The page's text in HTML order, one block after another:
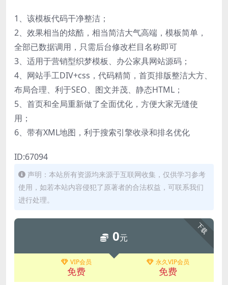
1、该模板代码干净整洁；
2、效果相当的炫酷，相当简洁大气高端，模板简单，
全部已数据调用，只需后台修改栏目名称即可
3、适用于营销型织梦模板、办公家具网站源码；
4、网站手工DIV+css，代码精简，首页排版整洁大方、
布局合理、利于SEO、图文并茂、静态HTML；
5、首页和全局重新做了全面优化，方便大家无缝使
用；
6、带有XML地图，利于搜索引擎收录和排名优化
ID:67094
声明：本站所有资源均来源于互联网收集，仅供学习参考
使用，如若本站内容侵犯了原著者的合法权益，可联系我们
进行处理。
下载
0元
VIP会员
免费
永久VIP会员
免费